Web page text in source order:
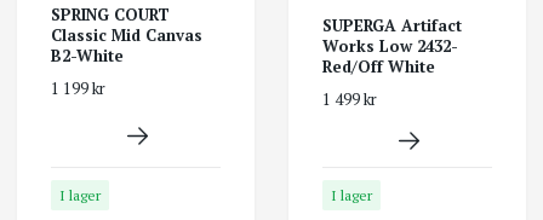
SPRING COURT
Classic Mid Canvas
B2-White
1 199 kr
I lager
SUPERGA Artifact
Works Low 2432-
Red/Off White
1 499 kr
I lager